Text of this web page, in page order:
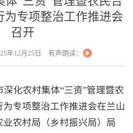
为专项整治工作推进会
召开
年12月25日 有声朗读：
深化农村集体“三资”管理暨农
专项整治工作推进会在兰山
业农村局（乡村振兴局）局